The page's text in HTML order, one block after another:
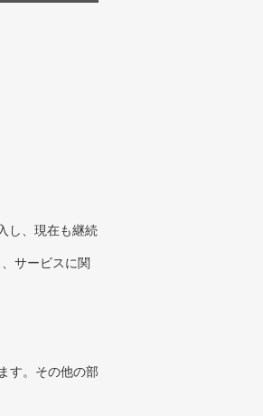
し、現在も継続
サービスに関
す。その他の部